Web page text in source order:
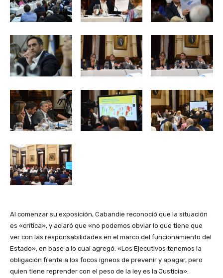
Al comenzar su exposición, Cabandie reconoció que la situación
es «crítica», y aclaró que «no podemos obviar lo que tiene que
ver con las responsabilidades en el marco del funcionamiento del
Estado», en base a lo cual agregó: «Los Ejecutivos tenemos la
obligación frente a los focos ígneos de prevenir y apagar, pero
quien tiene reprender con el peso de la ley es la Justicia».